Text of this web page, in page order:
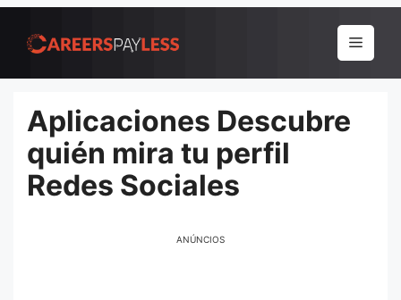
para
conteúdo
Menu
Aplicaciones Descubre
quién mira tu perfil
Redes Sociales
ANÚNCIOS